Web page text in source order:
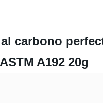
carbono
A192 20g